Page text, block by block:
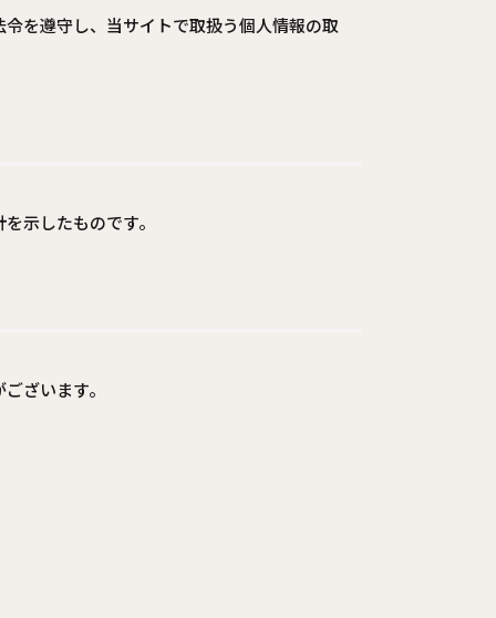
を遵守し、当サイトで取扱う個人情報の取
示したものです。
ざいます。